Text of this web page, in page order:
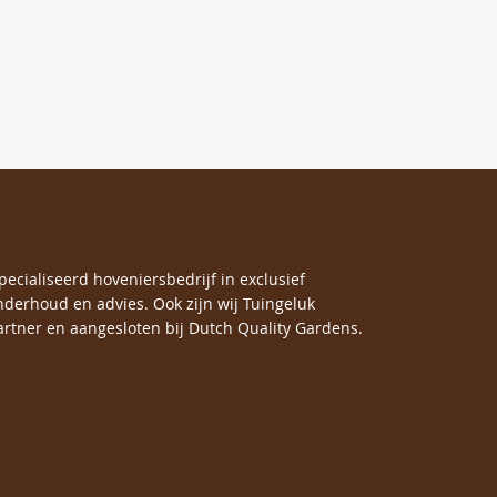
hoveniersbedrijf in exclusief
en advies. Ook zijn wij Tuingeluk
en aangesloten bij Dutch Quality Gardens.